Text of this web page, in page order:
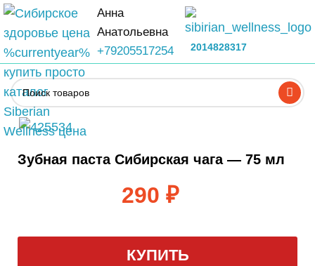
Анна
Анатольевна
+79205517254
2014828317
Зубная паста Сибирская чага — 75 мл
290 ₽
КУПИТЬ